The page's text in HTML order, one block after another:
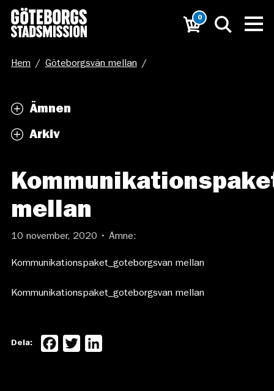
0
Hem / Göteborgsvän mellan /
Ämnen
Arkiv
mellan
10 november, 2020 • Ämne:
Kommunikationspaket_goteborgsvan mellan
Kommunikationspaket_goteborgsvan mellan
Dela: Facebook
Twitter